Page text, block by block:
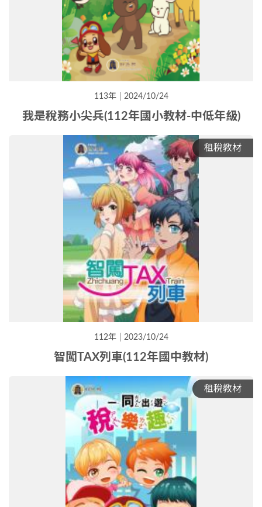
113年 2024/10/24
我是稅務小尖兵(112年國小教材-中低年級)
租稅教材
112年 2023/10/24
智闖TAX列車(112年國中教材)
租稅教材